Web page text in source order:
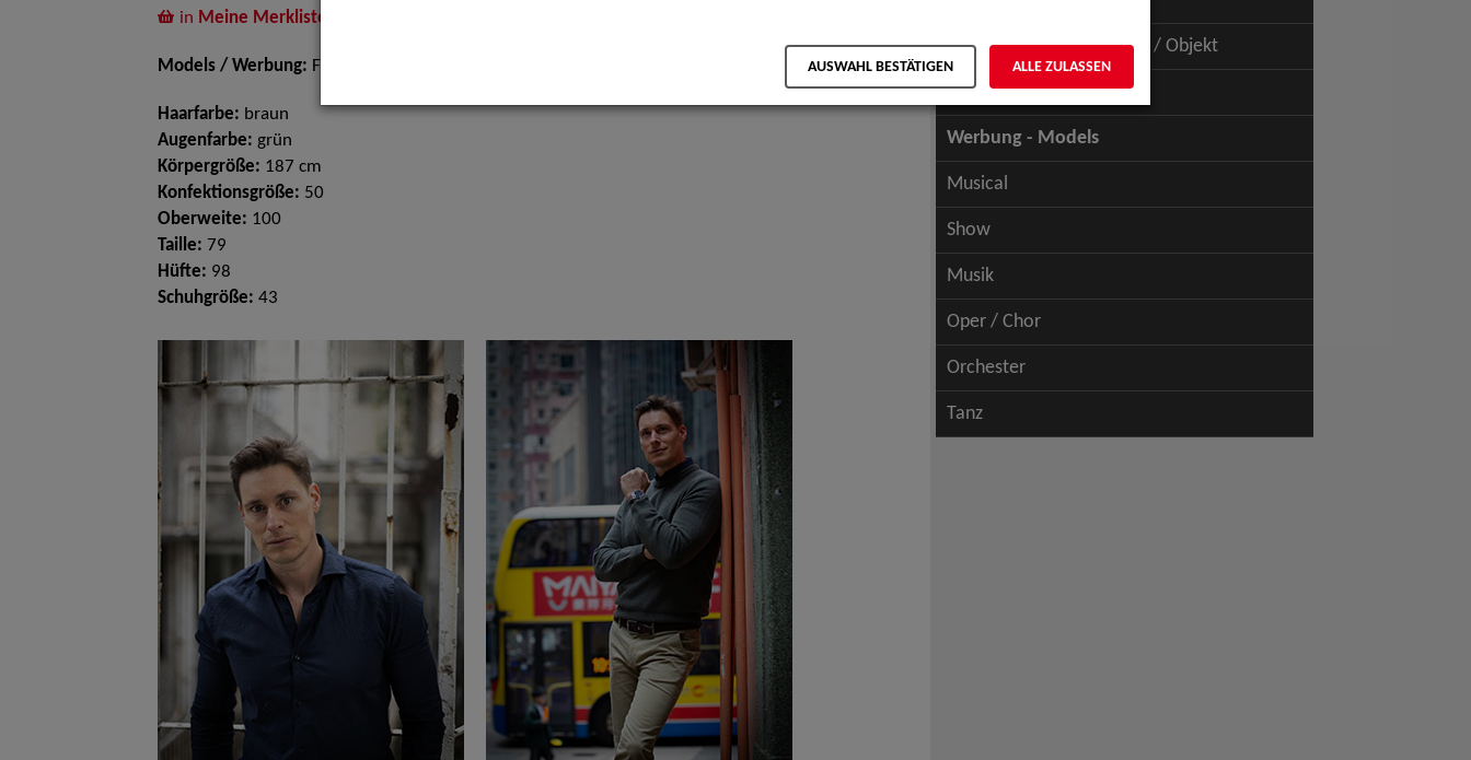
in Meine Merkliste
Models / Werbung: Fotomodell
Haarfarbe: braun
Augenfarbe: grün
Körpergröße: 187 cm
Konfektionsgröße: 50
Oberweite: 100
Taille: 79
Hüfte: 98
Schuhgröße: 43
Schauspiel - Figur / Puppe / Objekt
Werbung - Talents
Werbung - Models
Musical
Show
Musik
Oper / Chor
Orchester
Tanz
AUSWAHL BESTÄTIGEN ALLE ZULASSEN